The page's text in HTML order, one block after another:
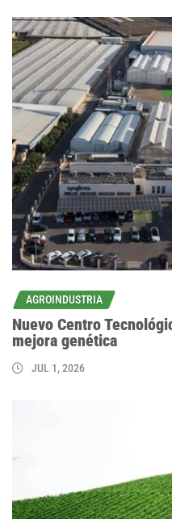
AGROINDUSTRIA
Nuevo Centro
mejora genética
JUL 1, 2026